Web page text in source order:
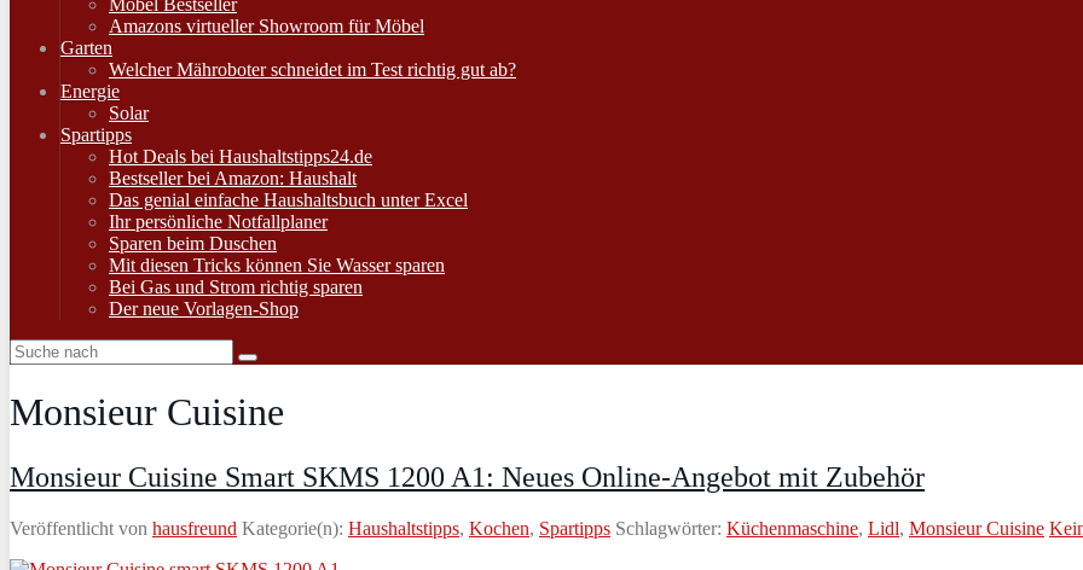
Möbel Bestseller
Amazons virtueller Showroom für Möbel
Garten
Welcher Mähroboter schneidet im Test richtig gut ab?
Energie
Solar
Spartipps
Hot Deals bei Haushaltstipps24.de
Bestseller bei Amazon: Haushalt
Das genial einfache Haushaltsbuch unter Excel
Ihr persönliche Notfallplaner
Sparen beim Duschen
Mit diesen Tricks können Sie Wasser sparen
Bei Gas und Strom richtig sparen
Der neue Vorlagen-Shop
Monsieur Cuisine
Monsieur Cuisine Smart SKMS 1200 A1: Neues Online-Angebot mit Zubehör
Veröffentlicht von hausfreund Kategorie(n): Haushaltstipps, Kochen, Spartipps Schlagwörter: Küchenmaschine, Lidl, Monsieur Cuisine